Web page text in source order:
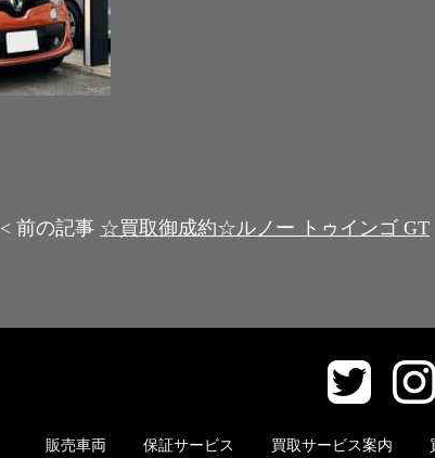
< 前の記事 ☆買取御成約☆ルノー トゥインゴ GT
販売車両 保証サービス 買取サービス案内